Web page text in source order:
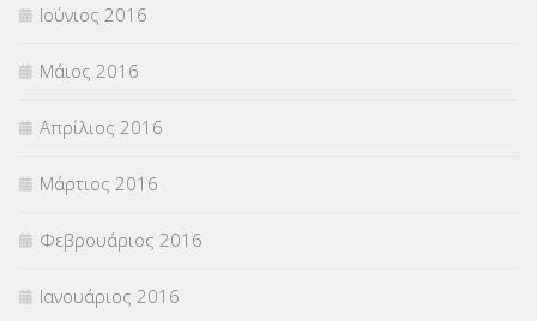
Ιούνιος 2016
Μάιος 2016
Απρίλιος 2016
Μάρτιος 2016
Φεβρουάριος 2016
Ιανουάριος 2016